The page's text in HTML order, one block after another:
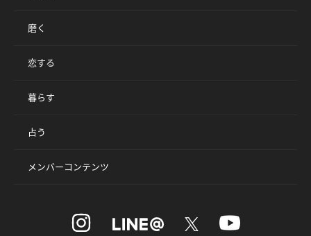
磨く
恋する
暮らす
占う
メンバーコンテンツ